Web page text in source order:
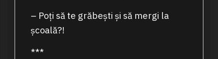
– Poți să te grăbești și să mergi la
școală?!
***